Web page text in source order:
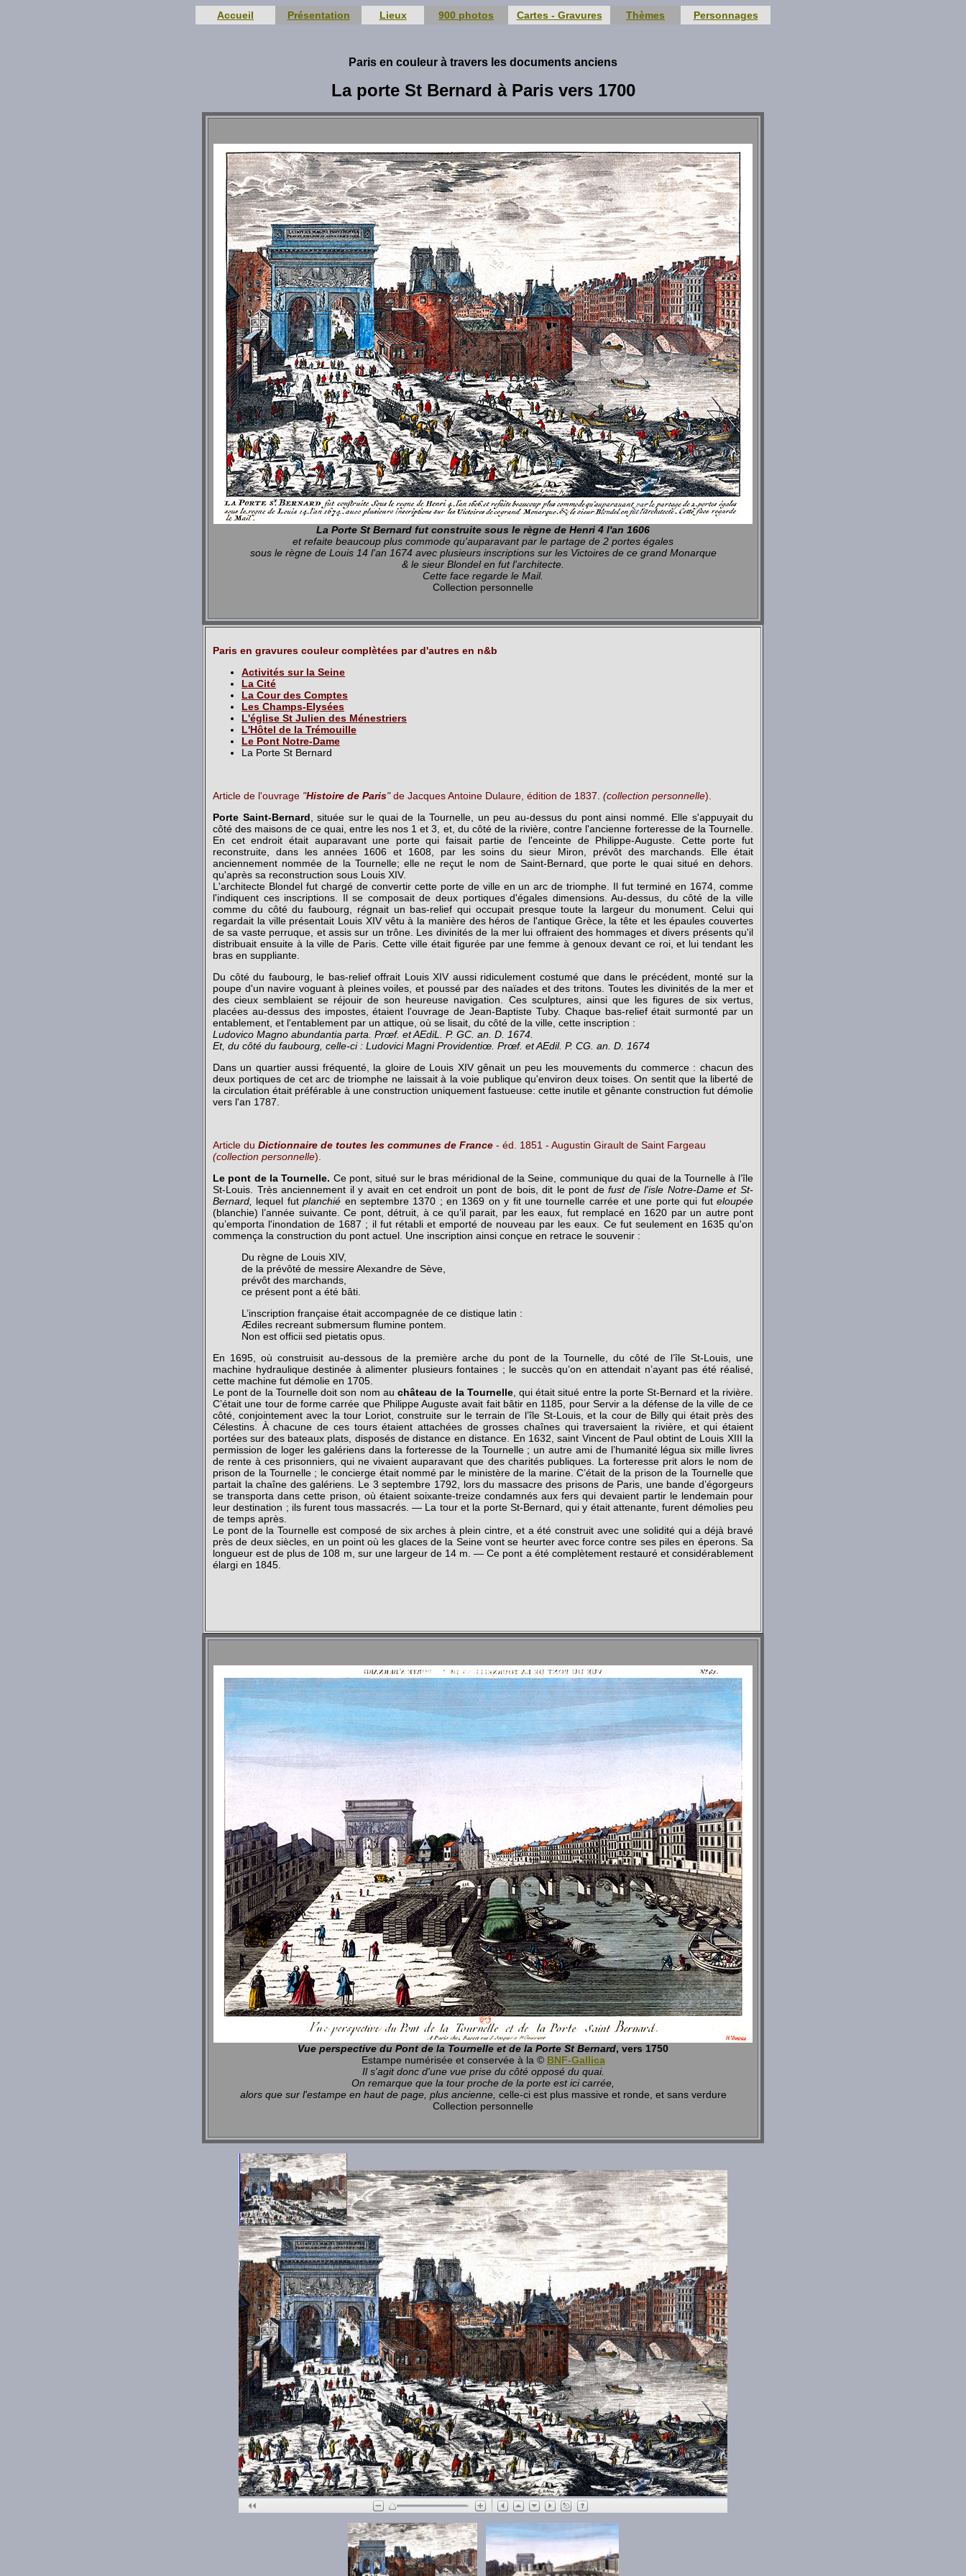
Accueil Présentation Lieux 900 photos Cartes - Gravures Thèmes Personnages
Paris en couleur à travers les documents anciens
La porte St Bernard à Paris vers 1700
La Porte St Bernard fut construite sous le règne de Henri 4 l'an 1606
et refaite beaucoup plus commode qu'auparavant par le partage de 2 portes égales
sous le règne de Louis 14 l'an 1674 avec plusieurs inscriptions sur les Victoires de ce grand Monarque
& le sieur Blondel en fut l'architecte.
Cette face regarde le Mail.
Collection personnelle
Paris en gravures couleur complètées par d'autres en n&b
Activités sur la Seine
La Cité
La Cour des Comptes
Les Champs-Elysées
L'église St Julien des Ménestriers
L'Hôtel de la Trémouille
Le Pont Notre-Dame
La Porte St Bernard
Article de l'ouvrage "Histoire de Paris"de Jacques Antoine Dulaure, édition de 1837. (collection personnelle).
Porte Saint-Bernard , située sur le quai de la Tournelle, un peu au-dessus du pont ainsi nommé. Elle s'appuyait du
côté des maisons de ce quai, entre les nos 1 et 3, et, du côté de la rivière, contre l'ancienne forteresse de la Tournelle.
En cet endroit était auparavant une porte qui faisait partie de l'enceinte de Philippe-Auguste. Cette porte fut
reconstruite, dans les années 1606 et 1608, par les soins du sieur Miron, prévôt des marchands. Elle était
anciennement nommée de la Tournelle; elle ne reçut le nom de Saint-Bernard, que porte le quai situé en dehors.
qu'après sa reconstruction sous Louis XIV.
L'architecte Blondel fut chargé de convertir cette porte de ville en un arc de triomphe. Il fut terminé en 1674, comme
l'indiquent ces inscriptions. Il se composait de deux portiques d'égales dimensions. Au-dessus, du côté de la ville
comme du côté du faubourg, régnait un bas-relief qui occupait presque toute la largeur du monument. Celui qui
regardait la ville présentait Louis XIV vêtu à la manière des héros de l'antique Grèce, la tête et les épaules couvertes
de sa vaste perruque, et assis sur un trône. Les divinités de la mer lui offraient des hommages et divers présents qu'il
distribuait ensuite à la ville de Paris. Cette ville était figurée par une femme à genoux devant ce roi, et lui tendant les
bras en suppliante.
Du côté du faubourg, le bas-relief offrait Louis XIV aussi ridiculement costumé que dans le précédent, monté sur la
poupe d'un navire voguant à pleines voiles, et poussé par des naïades et des tritons. Toutes les divinités de la mer et
des cieux semblaient se réjouir de son heureuse navigation. Ces sculptures, ainsi que les figures de six vertus,
placées au-dessus des impostes, étaient l'ouvrage de Jean-Baptiste Tuby. Chaque bas-relief était surmonté par un
entablement, et l'entablement par un attique, où se lisait, du côté de la ville, cette inscription :
Ludovico Magno abundantia parta. Prœf. et AEdiL. P. GC. an. D. 1674.
Et, du côté du faubourg, celle-ci : Ludovici Magni Providentiœ. Prœf. et AEdil. P. CG. an. D. 1674
Dans un quartier aussi fréquenté, la gloire de Louis XIV gênait un peu les mouvements du commerce : chacun des
deux portiques de cet arc de triomphe ne laissait à la voie publique qu'environ deux toises. On sentit que la liberté de
la circulation était préférable à une construction uniquement fastueuse: cette inutile et gênante construction fut démolie
vers l'an 1787.
Article du Dictionnaire de toutes les communes de France - éd. 1851 - Augustin Girault de Saint Fargeau
(collection personnelle).
Le pont de la Tournelle. Ce pont, situé sur le bras méridional de la Seine, communique du quai de la Tournelle à l’île
St-Louis. Très anciennement il y avait en cet endroit un pont de bois, dit le pont defust de l'isle Notre-Dame et St-
Bernard,
lequel futplanchié en septembre 1370 ; en 1369 on y fit une tournelle carrée et une porte qui futeloupée
(blanchie) l’année suivante. Ce pont, détruit, à ce qu’il parait, par les eaux, fut remplacé en 1620 par un autre pont
qu’emporta l'inondation de 1687 ; il fut rétabli et emporté de nouveau par les eaux. Ce fut seulement en 1635 qu'on
commença la construction du pont actuel. Une inscription ainsi conçue en retrace le souvenir :
Du règne de Louis XIV,
de la prévôté de messire Alexandre de Sève,
prévôt des marchands,
ce présent pont a été bâti.
L’inscription française était accompagnée de ce distique latin :
Ædiles recreant submersum flumine pontem.
Non est officii sed pietatis opus.
En 1695, où construisit au-dessous de la première arche du pont de la Tournelle, du côté de l’île St-Louis, une
machine hydraulique destinée à alimenter plusieurs fontaines ; le succès qu’on en attendait n’ayant pas été réalisé,
cette machine fut démolie en 1705.
Le pont de la Tournelle doit son nom auchâteau de la Tournelle, qui était situé entre la porte St-Bernard et la rivière.
C’était une tour de forme carrée que Philippe Auguste avait fait bâtir en 1185, pour Servir a la défense de la ville de ce
côté, conjointement avec la tour Loriot, construite sur le terrain de l’île St-Louis, et la cour de Billy qui était près des
Célestins. À chacune de ces tours étaient attachées de grosses chaînes qui traversaient la rivière, et qui étaient
portées sur des bateaux plats, disposés de distance en distance. En 1632, saint Vincent de Paul obtint de Louis XIII la
permission de loger les galériens dans la forteresse de la Tournelle ; un autre ami de l’humanité légua six mille livres
de rente à ces prisonniers, qui ne vivaient auparavant que des charités publiques. La forteresse prit alors le nom de
prison de la Tournelle ; le concierge était nommé par le ministère de la marine. C’était de la prison de la Tournelle que
partait la chaîne des galériens. Le 3 septembre 1792, lors du massacre des prisons de Paris, une bande d’égorgeurs
se transporta dans cette prison, où étaient soixante-treize condamnés aux fers qui devaient partir le lendemain pour
leur destination ; ils furent tous massacrés. — La tour et la porte St-Bernard, qui y était attenante, furent démolies peu
de temps après.
Le pont de la Tournelle est composé de six arches à plein cintre, et a été construit avec une solidité qui a déjà bravé
près de deux siècles, en un point où les glaces de la Seine vont se heurter avec force contre ses piles en éperons. Sa
longueur est de plus de 108 m, sur une lar­geur de 14 m. — Ce pont a été complètement restauré et considérablement
élargi en 1845.
Vue perspective du Pont de la Tournelle et de la Porte St Bernard, vers 1750
Estampe numérisée et conservée à la © BNF-Gallica
Il s'agit donc d'une vue prise du côté opposé du quai.
On remarque que la tour proche de la porte est ici carrée,
alors que sur l'estampe en haut de page, plus ancienne, celle-ci est plus massive et ronde, et sans verdure
Collection personnelle